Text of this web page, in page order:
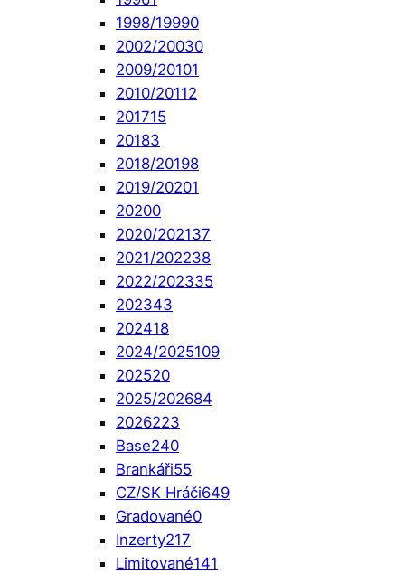
1998/19990
2002/20030
2009/20101
2010/20112
201715
20183
2018/20198
2019/20201
20200
2020/202137
2021/202238
2022/202335
202343
202418
2024/2025109
202520
2025/202684
2026223
Base240
Brankáři55
CZ/SK Hráči649
Gradované0
Inzerty217
Limitované141